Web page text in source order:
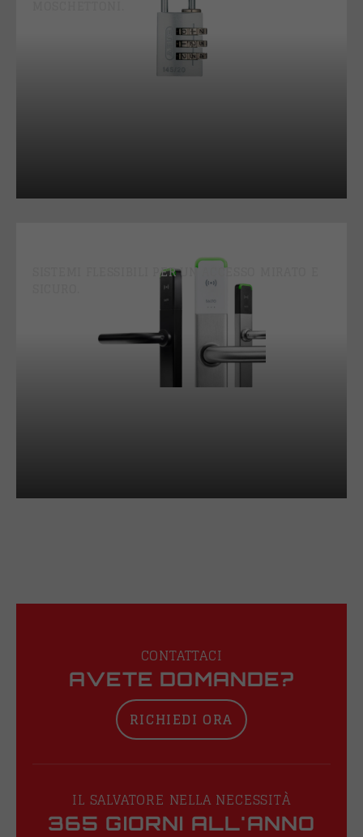
SISTEMI FLESSIBILI PER UN ACCESSO MIRATO E
CONTATTACI
AVETE DOMANDE?
RICHIEDI ORA
IL SALVATORE NELLA NECESSITÀ
365 GIORNI ALL'ANNO